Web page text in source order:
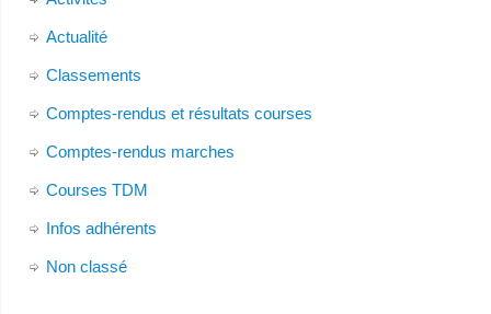
Actualité
Classements
Comptes-rendus et résultats courses
Comptes-rendus marches
Courses TDM
Infos adhérents
Non classé